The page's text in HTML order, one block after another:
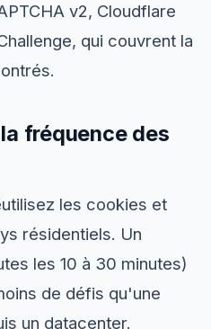
v2, Cloudflare
qui couvrent la
fréquence des
les cookies et
résidentiels. Un
les 10 à 30 minutes)
de défis qu'une
un datacenter.